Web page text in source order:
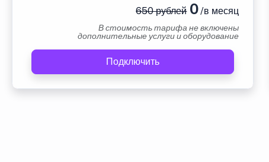
650 рублей0/в месяц
В стоимость тарифа не включены
дополнительные услуги и оборудование
Подключить